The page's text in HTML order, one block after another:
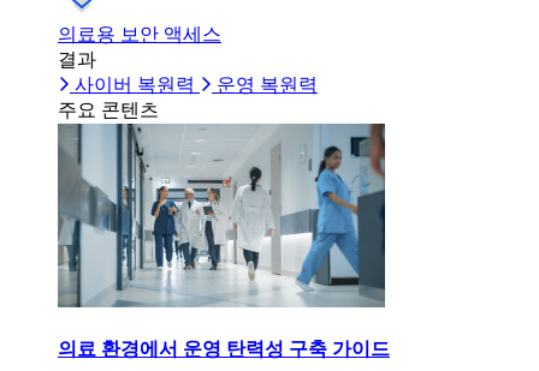
의료용 보안 액세스
결과
사이버 복원력
운영 복원력
주요 콘텐츠
의료 환경에서 운영 탄력성 구축 가이드